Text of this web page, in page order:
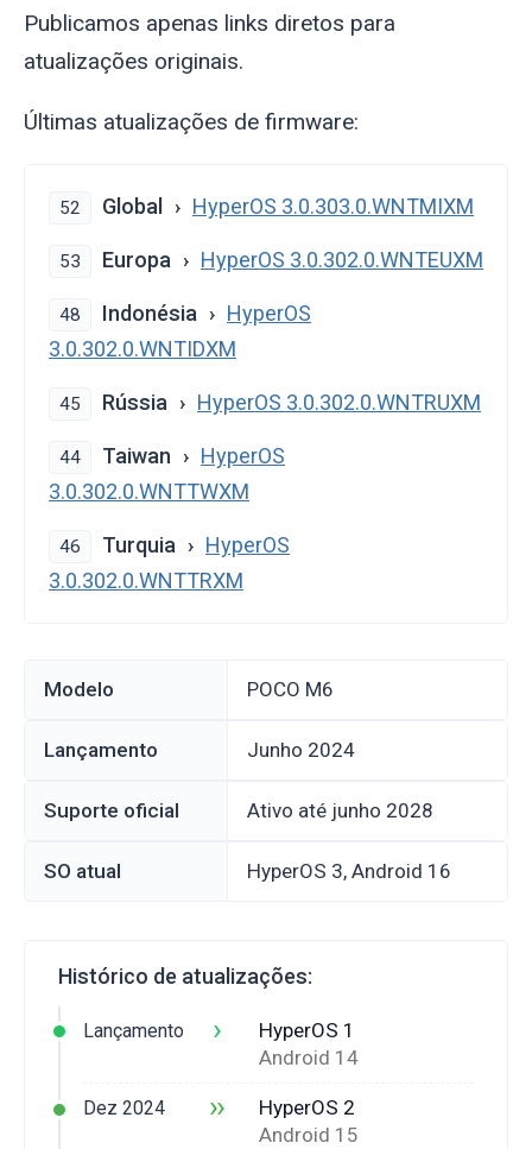
Publicamos apenas links diretos para
atualizações originais.
Últimas atualizações de firmware:
52 Global HyperOS 3.0.303.0.WNTMIXM
53 Europa HyperOS 3.0.302.0.WNTEUXM
48 Indonésia
HyperOS
3.0.302.0.WNTIDXM
45 Rússia HyperOS 3.0.302.0.WNTRUXM
44 Taiwan
HyperOS
3.0.302.0.WNTTWXM
46 Turquia
HyperOS
3.0.302.0.WNTTRXM
Modelo POCO M6
Lançamento junho 2024
Suporte oficial Ativo até junho 2028
SO atual HyperOS 3, Android 16
Histórico de atualizações:
Lançamento ›
HyperOS 1
Android 14
Dez 2024 ››
HyperOS 2
Android 15